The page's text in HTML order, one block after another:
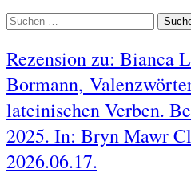
Suchen
nach:
Rezension zu: Bianca
Bormann,
lateinischen Verben.
2025. In: Bryn Mawr
2026.06.17.